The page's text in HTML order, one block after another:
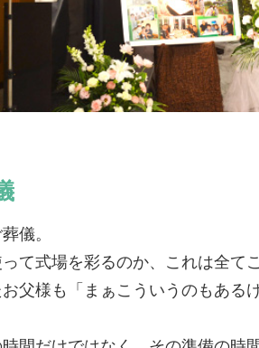
儀。
て式場を彩るのか、これは全て
父様も「まぁこういうのもある